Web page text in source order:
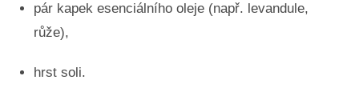
pár kapek esenciálního oleje (např. levandule,
růže),
hrst soli.